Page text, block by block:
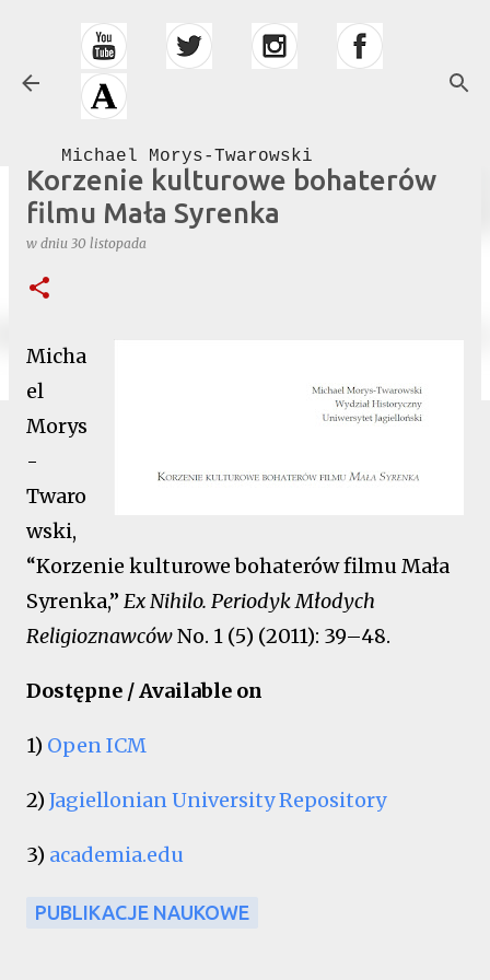
Przejdź do głównej zawartości
Michael Morys-Twarowski
Korzenie kulturowe bohaterów
filmu Mała Syrenka
w dniu 30 listopada
Micha
el
Morys
-
Twaro
wski,
“Korzenie kulturowe bohaterów filmu Mała
Syrenka,” Ex Nihilo. Periodyk Młodych
ReligioznawcówNo. 1 (5) (2011): 39–48.
Dostępne / Available on
1) Open ICM
2) Jagiellonian University Repository
3) academia.edu
PUBLIKACJE NAUKOWE